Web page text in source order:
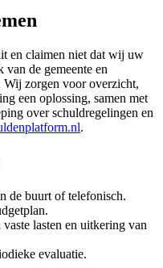
en claimen niet dat wij uw
de gemeente en
Wij zorgen voor overzicht,
een oplossing, samen met
over schuldregelingen en
.
de buurt of telefonisch.
lasten en uitkering van
evaluatie.